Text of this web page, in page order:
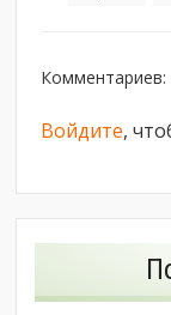
Комментариев:
Войдите,